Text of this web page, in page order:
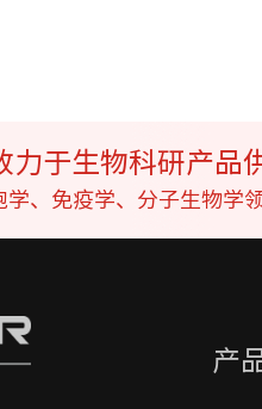
力于生物科研产品
学、免疫学、分子生物学
产